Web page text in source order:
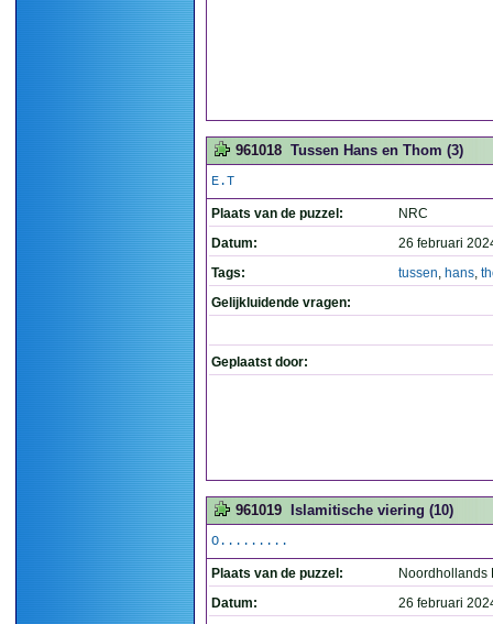
961018 Tussen Hans en Thom (3)
E.T
Plaats van de puzzel:
NRC
Datum:
26 februari
Tags:
tussen, hans,
Gelijkluidende vragen:
Geplaatst door:
961019 Islamitische viering (10)
O.........
Plaats van de puzzel:
Noordhollands
Datum:
26 februari